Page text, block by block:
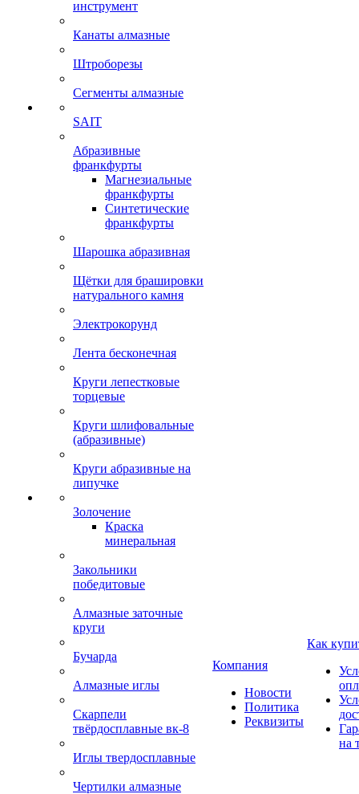
инструмент
Канаты алмазные
Штроборезы
Сегменты алмазные
SAIT
Абразивные
франкфурты
Магнезиальные
франкфурты
Синтетические
франкфурты
Шарошка абразивная
Щётки для брашировки
натурального камня
Электрокорунд
Лента бесконечная
Круги лепестковые
торцевые
Круги шлифовальные
(абразивные)
Круги абразивные на
липучке
Золочение
Краска
минеральная
Закольники
победитовые
Алмазные заточные
круги
Бучарда
Алмазные иглы
Скарпели
твёрдосплавные вк-8
Иглы твердосплавные
Чертилки алмазные
Компания
Новости
Политика
Реквизиты
Как
на